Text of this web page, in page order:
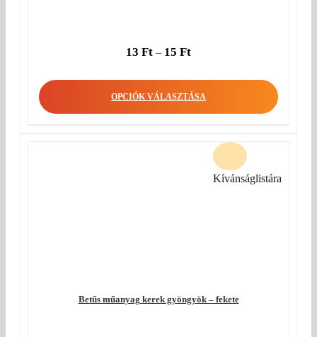
13 Ft – 15 Ft
OPCIÓK VÁLASZTÁSA
Betűs műanyag kerek gyöngyök – fekete
Kívánságlistára